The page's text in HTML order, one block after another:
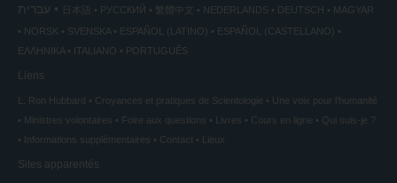
עברית 日本語 РУССКИЙ 繁體中文 NEDERLANDS DEUTSCH
MAGYAR
NORSK
SVENSKA ESPAÑOL (LATINO)
ESPAÑOL (CASTELLANO)
ΕΛΛΗΝΙΚA
ITALIANO PORTUGUÊS
Liens
L. Ron Hubbard Croyances et pratiques de Scientologie
Une voix pour l’humanité
Ministres volontaires
Foire aux questions Livres Cours en ligne
Qui suis-je ?
Informations supplémentaires
Contact Lieux
Sites apparentés